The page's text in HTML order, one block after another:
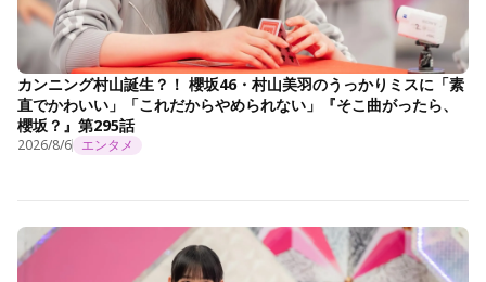
カンニング村山誕生？！ 櫻坂46・村山美羽のうっかりミスに「素
直でかわいい」「これだからやめられない」『そこ曲がったら、
櫻坂？』第295話
2026/8/6 エンタメ